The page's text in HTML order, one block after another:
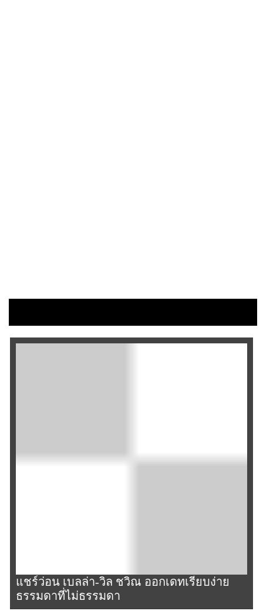
แชร์ว่อน เบลล่า-วิล ชวิณ ออกเดทเรียบง่าย
ธรรมดาที่ไม่ธรรมดา